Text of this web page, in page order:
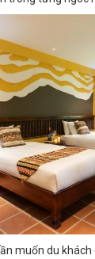
muốn du